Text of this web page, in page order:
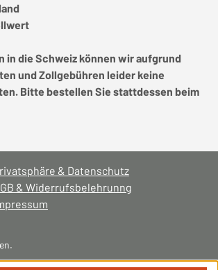
in die Schweiz können wir aufgrund
und Zollgebühren leider keine
Bitte bestellen Sie stattdessen beim
& Datenschutz
& Widerrufsbelehrunng